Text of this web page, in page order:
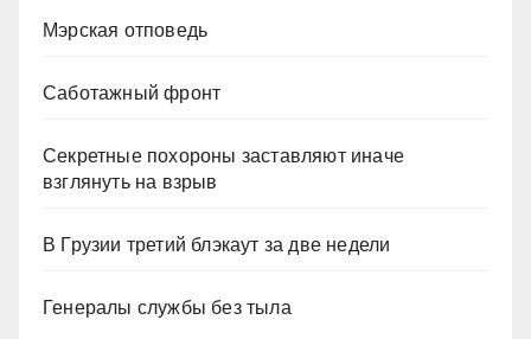
Мэрская отповедь
Саботажный фронт
Секретные похороны заставляют иначе
взглянуть на взрыв
В Грузии третий блэкаут за две недели
Генералы службы без тыла